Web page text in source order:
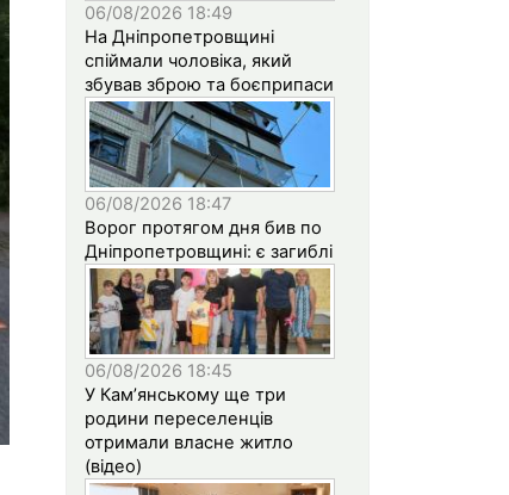
06/08/2026 18:49
На Дніпропетровщині
спіймали чоловіка, який
збував зброю та боєприпаси
06/08/2026 18:47
Ворог протягом дня бив по
Дніпропетровщині: є загиблі
06/08/2026 18:45
У Кам’янському ще три
родини переселенців
отримали власне житло
(відео)